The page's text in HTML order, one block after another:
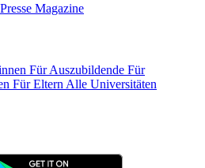
Presse Magazine
Für Auszubildende Für
Für Eltern Alle Universitäten